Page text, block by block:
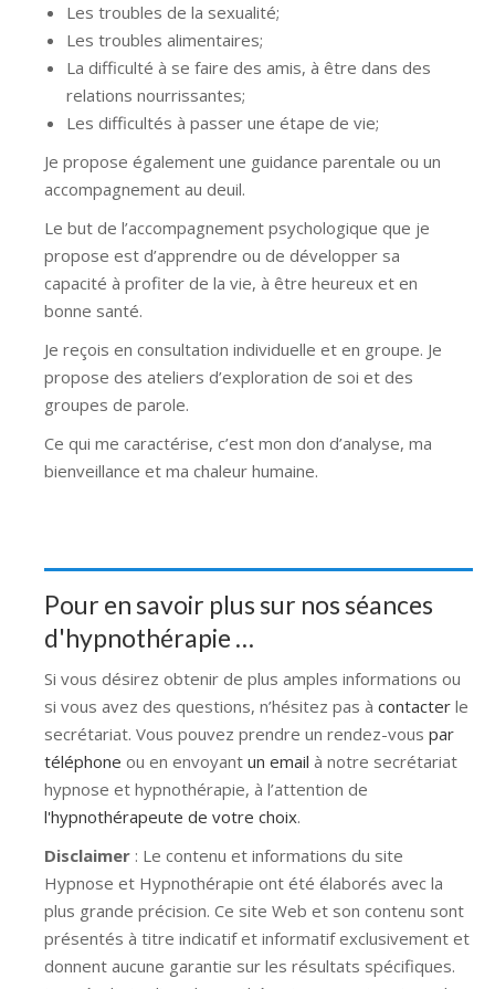
Les troubles de la sexualité;
Les troubles alimentaires;
La difficulté à se faire des amis, à être dans des
relations nourrissantes;
Les difficultés à passer une étape de vie;
Je propose également une guidance parentale ou un
accompagnement au deuil.
Le but de l’accompagnement psychologique que je
propose est d’apprendre ou de développer sa
capacité à profiter de la vie, à être heureux et en
bonne santé.
Je reçois en consultation individuelle et en groupe. Je
propose des ateliers d’exploration de soi et des
groupes de parole.
Ce qui me caractérise, c’est mon don d’analyse, ma
bienveillance et ma chaleur humaine.
Pour en savoir plus sur nos séances
d'hypnothérapie …
Si vous désirez obtenir de plus amples informations ou
si vous avez des questions, n’hésitez pas à contacter le
secrétariat. Vous pouvez prendre un rendez-vous par
téléphone ou en envoyant un email à notre secrétariat
hypnose et hypnothérapie, à l’attention de
l'hypnothérapeute de votre choix.
Disclaimer : Le contenu et informations du site
Hypnose et Hypnothérapie ont été élaborés avec la
plus grande précision. Ce site Web et son contenu sont
présentés à titre indicatif et informatif exclusivement et
donnent aucune garantie sur les résultats spécifiques.